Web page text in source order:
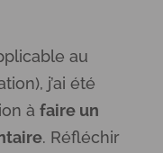
au
j’ai été
à faire un
. Réfléchir